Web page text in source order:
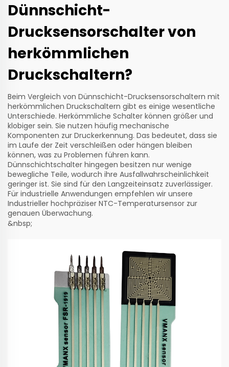
Dünnschicht-
Drucksensorschalter von
herkömmlichen
Druckschaltern?
Beim Vergleich von Dünnschicht-Drucksensorschaltern mit
herkömmlichen Druckschaltern gibt es einige wesentliche
Unterschiede. Herkömmliche Schalter können größer und
klobiger sein. Sie nutzen häufig mechanische
Komponenten zur Druckerkennung. Das bedeutet, dass sie
im Laufe der Zeit verschleißen oder hängen bleiben
können, was zu Problemen führen kann.
Dünnschichtschalter hingegen besitzen nur wenige
bewegliche Teile, wodurch ihre Ausfallwahrscheinlichkeit
geringer ist. Sie sind für den Langzeiteinsatz zuverlässiger.
Für industrielle Anwendungen empfehlen wir unsere
Industrieller hochpräziser NTC-Temperatursensor zur
genauen Überwachung.
&nbsp;